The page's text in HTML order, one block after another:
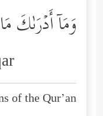
وَمَاۤ أَدۡرَىٰكَ
of the Qur’an: